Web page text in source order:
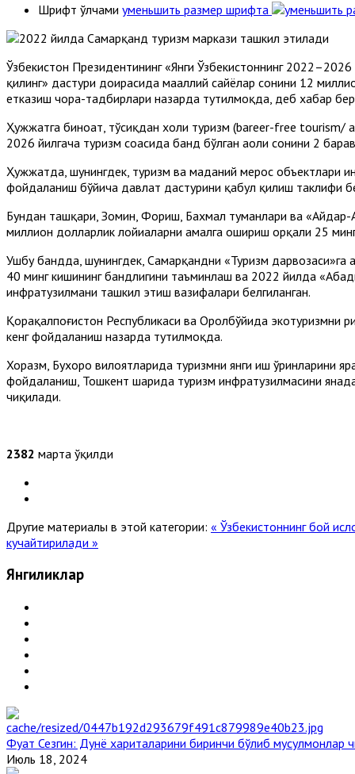
Шрифт ўлчами уменьшить размер шрифта
Ўзбекистон Президентининг «Янги Ўзбекистоннинг 2022–2026
қилинг» дастури доирасида маҳаллий сайёҳлар сонини 12
етказиш чора-тадбирлари назарда тутилмоқда, деб хабар
Ҳужжатга биноат, тўсиқдан холи туризм (bareer-free tourism/
2026 йилгача туризм соҳасида банд бўлган аҳоли сонини 2
Ҳужжатда, шунингдек, туризм ва маданий мерос объектлари
фойдаланиш бўйича давлат дастурини қабул қилиш таклифи
Бундан ташқари, Зомин, Фориш, Бахмал туманлари ва
миллион долларлик лойиҳаларни амалга ошириш орқали 25
Ушбу бандда, шунингдек, Самарқандни «Туризм дарвозаси»га
40 минг кишининг бандлигини таъминлаш ва 2022 йилда
инфратузилмани ташкил этиш вазифалари белгиланган.
Қорақалпоғистон Республикаси ва Оролбўйида экотуризмни
кенг фойдаланиш назарда тутилмоқда.
Хоразм, Бухоро вилоятларида туризмни янги иш ўринларини
фойдаланиш, Тошкент шаҳрида туризм инфратузилмасини
чиқилади.
2382 марта ўқилди
Другие материалы в этой категории: « Ўзбекистоннинг бой
кучайтирилади »
Янгиликлар
Фуат Сезгин: Дунё хариталарини биринчи бўлиб мусулмонлар
Июль 18, 2024